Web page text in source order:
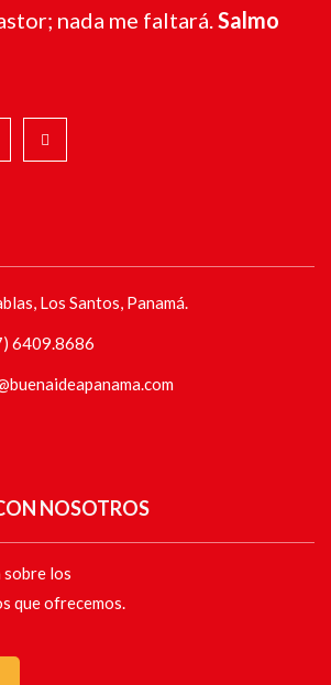
nada me faltará.Salmo
Los Santos, Panamá.
6409.8686
NOSOTROS
los
que ofrecemos.